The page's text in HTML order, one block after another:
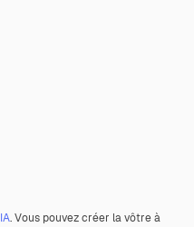
IA. Vous pouvez créer la vôtre à